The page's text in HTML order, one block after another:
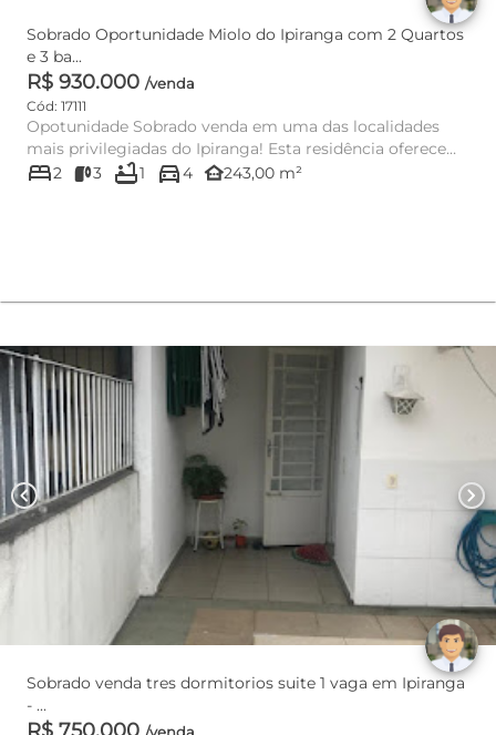
Sobrado Oportunidade Miolo do Ipiranga com 2 Quartos
e 3 ba...
R$ 930.000 /venda
Cód: 17111
Opotunidade Sobrado venda em uma das localidades
mais privilegiadas do Ipiranga! Esta residência oferece
um ambiente es...
bed2 3 bathtub1 directions_car4 other_houses243,00 m²
chevron_left chevron_right
Sobrado venda tres dormitorios suite 1 vaga em Ipiranga
- ...